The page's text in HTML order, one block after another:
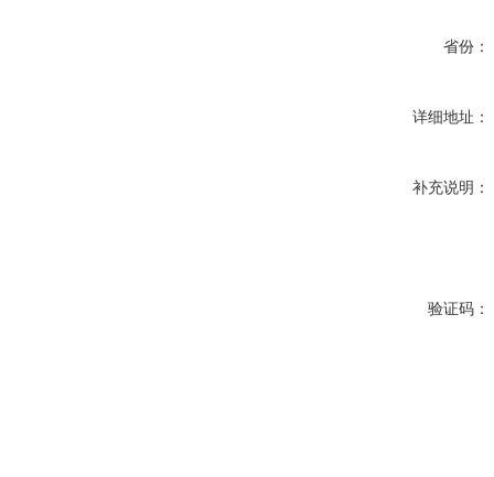
省份：
详细地址：
补充说明：
验证码：